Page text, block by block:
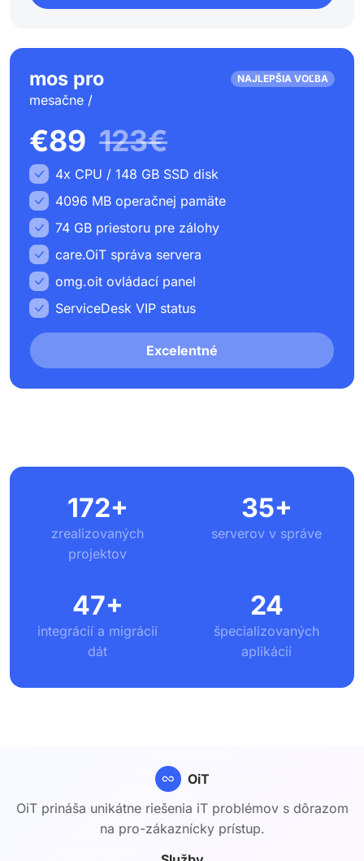
mos pro
mesačne /
€89 123€
NAJLEPŠIA VOĽBA
4x CPU / 148 GB SSD disk
4096 MB operačnej pamäte
74 GB priestoru pre zálohy
care.OiT správa servera
omg.oit ovládací panel
ServiceDesk VIP status
Excelentné
172+
zrealizovaných
projektov
35+
serverov v správe
47+
integrácií a migrácií
dát
24
špecializovaných
aplikácií
OiT
OiT prináša unikátne riešenia iT problémov s dôrazom
na pro-zákaznícky prístup.